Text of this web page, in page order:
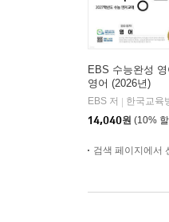
EBS 수능완성 영
영어 (2026년)
EBS 저
한국교육방
14,040원 (10%
검색 페이지에서